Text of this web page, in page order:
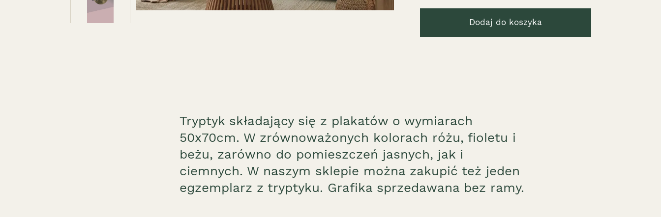
Dodaj do koszyka
Tryptyk składający się z plakatów o wymiarach
50x70cm. W zrównoważonych kolorach różu, fioletu i
beżu, zarówno do pomieszczeń jasnych, jak i
ciemnych. W naszym sklepie można zakupić też jeden
egzemplarz z tryptyku. Grafika sprzedawana bez ramy.